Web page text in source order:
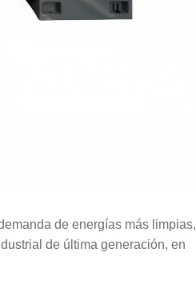
de energías más limpias,
de última generación, en